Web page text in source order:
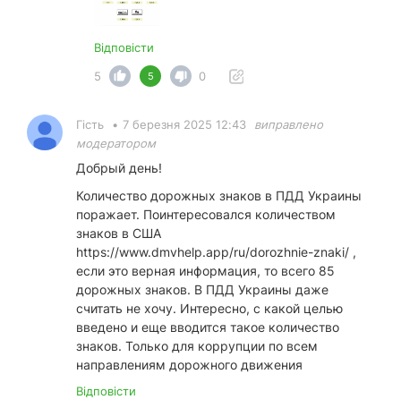
Відповісти
5
5 0
Гість • 7 березня 2025 12:43
виправлено
модератором
Добрый день!
Количество дорожных знаков в ПДД Украины
поражает. Поинтересовался количеством
знаков в США
https://www.dmvhelp.app/ru/dorozhnie-znaki/ ,
если это верная информация, то всего 85
дорожных знаков. В ПДД Украины даже
считать не хочу. Интересно, с какой целью
введено и еще вводится такое количество
знаков. Только для коррупции по всем
направлениям дорожного движения
Відповісти